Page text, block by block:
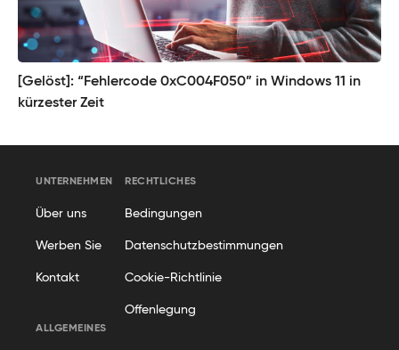
[Gelöst]: “Fehlercode 0xC004F050” in Windows 11 in
kürzester Zeit
UNTERNEHMEN
Über uns
Werben Sie
Kontakt
RECHTLICHES
Bedingungen
Datenschutzbestimmungen
Cookie-Richtlinie
Offenlegung
ALLGEMEINES